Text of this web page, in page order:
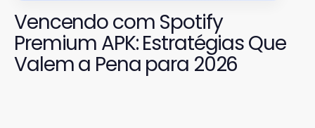
Vencendo com Spotify
Premium APK: Estratégias Que
Valem a Pena para 2026